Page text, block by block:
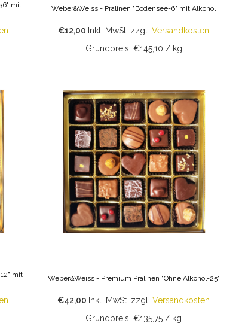
mit
Weber&Weiss - Pralinen "Bodensee-6" mit Alkohol
€12,00 Inkl. MwSt. zzgl. Versandkosten
Grundpreis: €145,10 / kg
mit
Weber&Weiss - Premium Pralinen "Ohne Alkohol-25"
€42,00 Inkl. MwSt. zzgl. Versandkosten
Grundpreis: €135,75 / kg